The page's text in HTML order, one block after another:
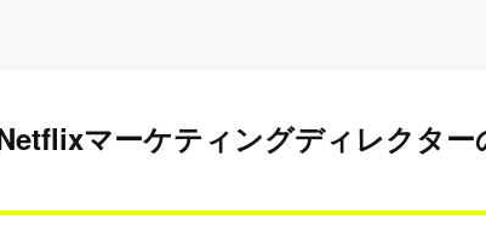
マーケティングディレクター